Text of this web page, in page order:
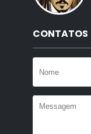
CONTATOS